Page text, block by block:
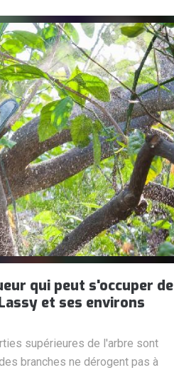
qui peut s'occuper de
et ses environs
supérieures de l'arbre sont
branches ne dérogent pas à